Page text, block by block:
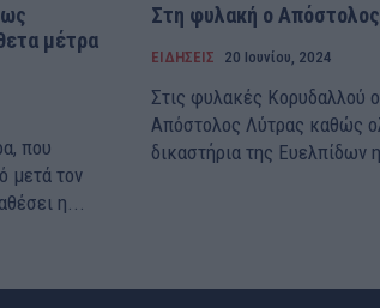
μέτρα
που
μετά τον
η...
Στη φυλακή ο
ΕΙΔΗΣΕΙΣ 20 Ιουνίου, 2024
Στις φυλακές Κορυδαλλού
Απόστολος Λύτρας καθώς
δικαστήρια της Ευελπίδων